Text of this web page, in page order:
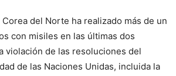
del Norte ha realizado más de un
con misiles en las últimas dos
violación de las resoluciones del
de las Naciones Unidas, incluida la